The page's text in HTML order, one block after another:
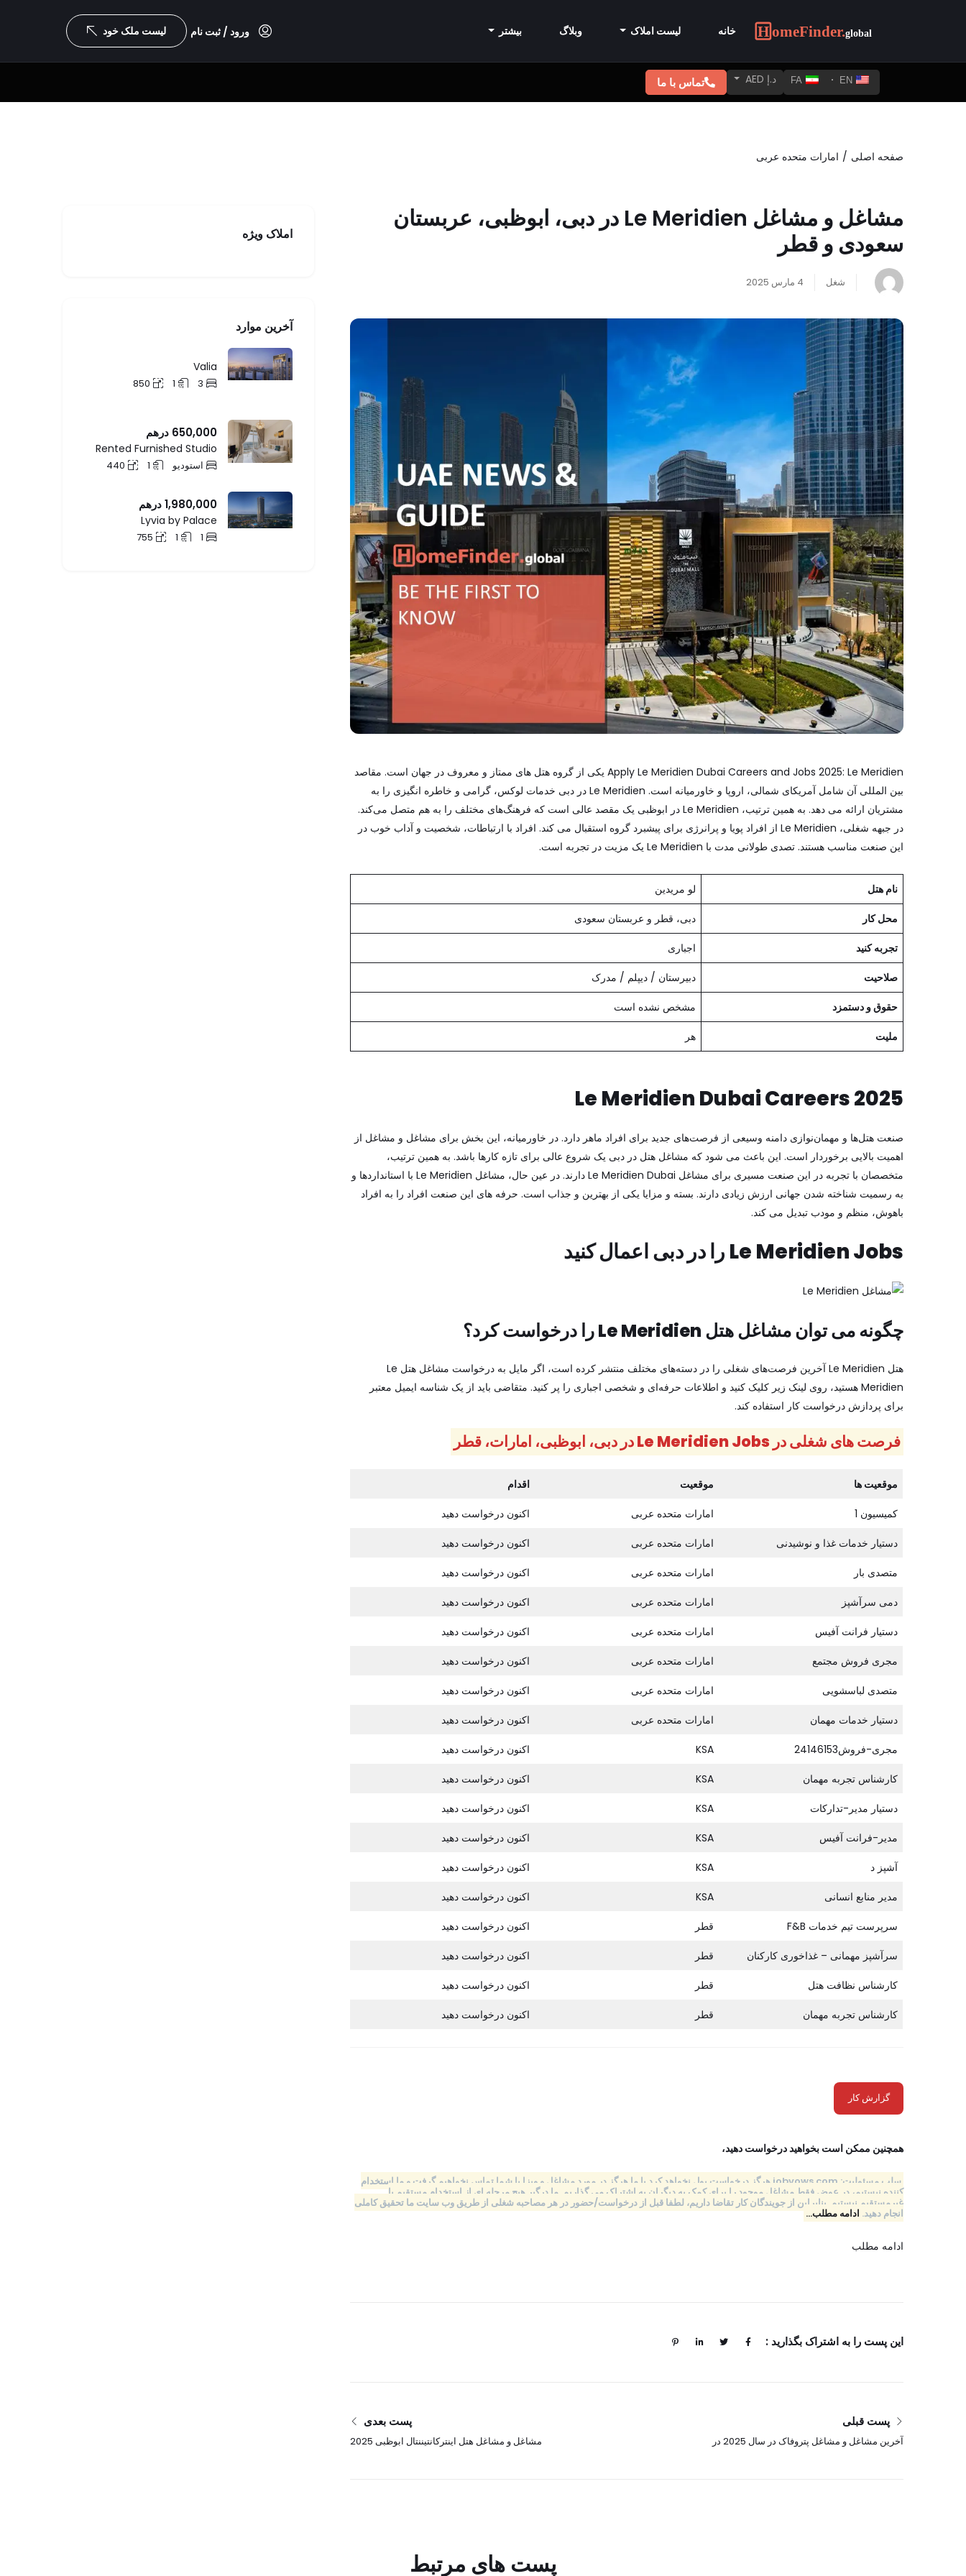
خانه لیست املاک وبلاگ بیشتر ورود / ثبت نام لیست ملک خود
EN
FA د.إ AED تماس با ما
صفحه اصلی امارات متحده عربی
مشاغل و مشاغل Le Meridien در دبی، ابوظبی، عربستان
سعودی و قطر
شغل 4 مارس 2025
Apply Le Meridien Dubai Careers and Jobs 2025: Le Meridien یکی از گروه هتل های ممتاز و معروف در جهان است. مقاصد
بین المللی آن شامل آمریکای شمالی، اروپا و خاورمیانه است. Le Meridien در دبی خدمات لوکس، گرامی و خاطره انگیزی را به
مشتریان ارائه می دهد. به همین ترتیب، Le Meridien در ابوظبی یک مقصد عالی است که فرهنگ‌های مختلف را به هم متصل می‌کند.
در جبهه شغلی، Le Meridien از افراد پویا و پرانرژی برای پیشبرد گروه استقبال می کند. افراد با ارتباطات، شخصیت و آداب خوب در
این صنعت مناسب هستند. تصدی طولانی مدت با Le Meridien یک مزیت در تجربه است.
نام هتل لو مریدین
محل کار دبی، قطر و عربستان سعودی
تجربه کنید اجباری
صلاحیت دبیرستان / دیپلم / مدرک
حقوق و دستمزد مشخص نشده است
ملیت هر
Le Meridien Dubai Careers 2025
صنعت هتل‌ها و مهمان‌نوازی دامنه وسیعی از فرصت‌های جدید برای افراد ماهر دارد. در خاورمیانه، این بخش برای مشاغل و مشاغل از
اهمیت بالایی برخوردار است. این باعث می شود که مشاغل هتل در دبی یک شروع عالی برای تازه کارها باشد. به همین ترتیب،
متخصصان با تجربه در این صنعت مسیری برای مشاغل Le Meridien Dubai دارند. در عین حال، مشاغل Le Meridien با استانداردها و
به رسمیت شناخته شدن جهانی ارزش زیادی دارند. بسته و مزایا یکی از بهترین و جذاب است. حرفه های این صنعت افراد را به افراد
باهوش، منظم و مودب تبدیل می کند.
Le Meridien Jobs را در دبی اعمال کنید
چگونه می توان مشاغل هتل Le Meridien را درخواست کرد؟
هتل Le Meridien آخرین فرصت‌های شغلی را در دسته‌های مختلف منتشر کرده است، اگر مایل به درخواست مشاغل هتل Le
Meridien هستید، روی لینک زیر کلیک کنید و اطلاعات حرفه‌ای و شخصی اجباری را پر کنید. متقاضی باید از یک شناسه ایمیل معتبر
برای پردازش درخواست کار استفاده کند.
فرصت های شغلی در Le Meridien Jobs در دبی، ابوظبی، امارات، قطر
موقعیت ها موقعیت اقدام
کمیسیون 1 امارات متحده عربی اکنون درخواست دهید
دستیار خدمات غذا و نوشیدنی امارات متحده عربی اکنون درخواست دهید
متصدی بار امارات متحده عربی اکنون درخواست دهید
دمی سرآشپز امارات متحده عربی اکنون درخواست دهید
دستیار فرانت آفیس امارات متحده عربی اکنون درخواست دهید
مجری فروش مجتمع امارات متحده عربی اکنون درخواست دهید
متصدی لباسشویی امارات متحده عربی اکنون درخواست دهید
دستیار خدمات مهمان امارات متحده عربی اکنون درخواست دهید
مجری-فروش24146153 KSA اکنون درخواست دهید
کارشناس تجربه مهمان KSA اکنون درخواست دهید
دستیار مدیر-تدارکات KSA اکنون درخواست دهید
مدیر-فرانت آفیس KSA اکنون درخواست دهید
آشپز د KSA اکنون درخواست دهید
مدیر منابع انسانی KSA اکنون درخواست دهید
سرپرست تیم خدمات F&B قطر اکنون درخواست دهید
سرآشپز مهمانی – غذاخوری کارکنان قطر اکنون درخواست دهید
کارشناس نظافت هتل قطر اکنون درخواست دهید
کارشناس تجربه مهمان قطر اکنون درخواست دهید
گزارش کار
همچنین ممکن است بخواهید درخواست دهید،
سلب مسئولیت: jobvows.com هرگز درخواست پول نخواهد کرد یا ما هرگز در مورد مشاغل و ویزا با شما تماس نخواهیم گرفت و ما استخدام
کننده نیستیم، در عوض فقط مشاغل موجود را برای کمک به دیگران به اشتراک می گذاریم. ما درگیر هیچ مرحله ای از استخدام مستقیم یا
غیرمستقیم نیستیم. بنابراین از جویندگان کار تقاضا داریم، لطفا قبل از درخواست/حضور در هر مصاحبه شغلی از طریق وب سایت ما تحقیق کاملی
انجام دهید. ادامه مطلب…
ادامه مطلب
این پست را به اشتراک بگذارید :
پست قبلی
آخرین مشاغل و مشاغل پتروفاک در سال 2025 در
پست بعدی
مشاغل و مشاغل هتل اینترکانتیننتال ابوظبی 2025
املاک ویژه
آخرین موارد
Valia
3
1
850
650,000 درهم
Rented Furnished Studio
استودیو 1
440
1,980,000درهم
Lyvia by Palace
1
1
755
پست های مرتبط